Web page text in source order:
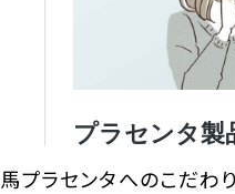
馬プラセンタへのこだわ